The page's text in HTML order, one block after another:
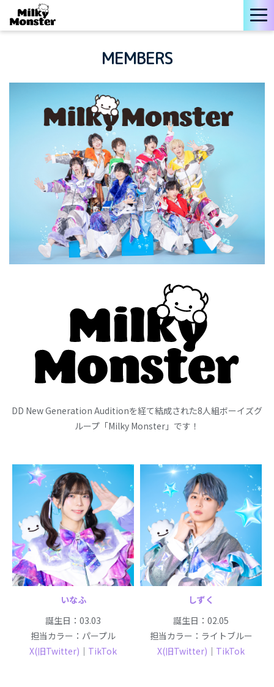
MEMBERS
DD New Generation Auditionを経て結成された8人組ボーイズグ
ループ「Milky Monster」です！
いなふ
誕生日：03.03
担当カラー：パープル
X(旧Twitter) ｜ TikTok
しずく
誕生日：02.05
担当カラー：ライトブルー
X(旧Twitter) ｜ TikTok